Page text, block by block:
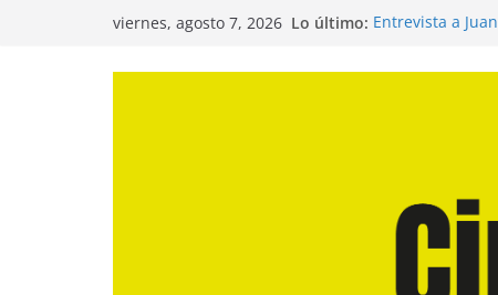
viernes, agosto 7, 2026 Lo último: Entrevista a